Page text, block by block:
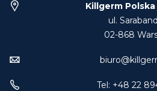
Killgerm Polska
ul.
02-868
Tel: +48 22